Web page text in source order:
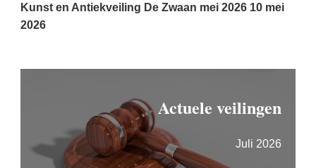
Kunst en Antiekveiling De Zwaan mei 2026 10 mei
2026
Actuele veilingen
Juli 2026